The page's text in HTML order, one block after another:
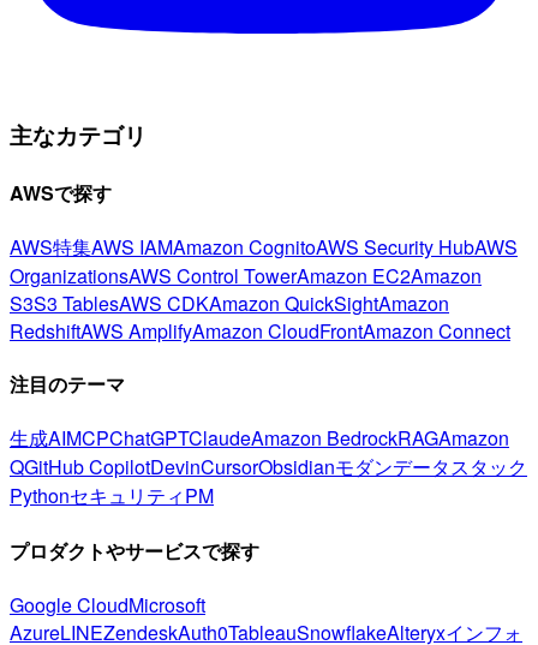
主なカテゴリ
AWSで探す
AWS特集AWS IAMAmazon CognitoAWS Security HubAWS
OrganizationsAWS Control TowerAmazon EC2Amazon
S3S3 TablesAWS CDKAmazon QuickSightAmazon
RedshiftAWS AmplifyAmazon CloudFrontAmazon Connect
注目のテーマ
生成AIMCPChatGPTClaudeAmazon BedrockRAGAmazon
QGitHub CopilotDevinCursorObsidianモダンデータスタック
PythonセキュリティPM
プロダクトやサービスで探す
Google CloudMicrosoft
AzureLINEZendeskAuth0TableauSnowflakeAlteryxインフォ